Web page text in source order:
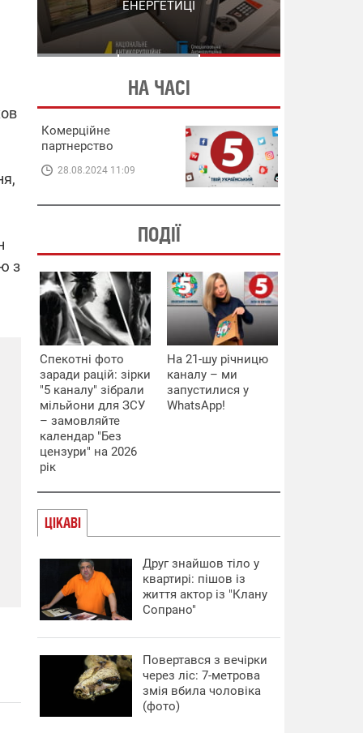
з
СХЕМИ В ЕНЕРГЕТИЦІ
ЕНЕРГЕТИЦІ
НА ЧАСІ
Комерційне
партнерство
28.08.2024 11:09
ПОДІЇ
Спекотні фото
заради рацій: зірки
"5 каналу" зібрали
мільйони для ЗСУ
– замовляйте
календар "Без
цензури" на 2026
рік
На 21-шу річницю
каналу – ми
запустилися у
WhatsApp!
ЦІКАВІ
Друг знайшов тіло у
квартирі: пішов із
життя актор із "Клану
Сопрано"
Повертався з вечірки
через ліс: 7-метрова
змія вбила чоловіка
(фото)